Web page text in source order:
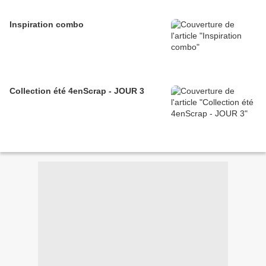
Inspiration combo
Collection été 4enScrap - JOUR 3